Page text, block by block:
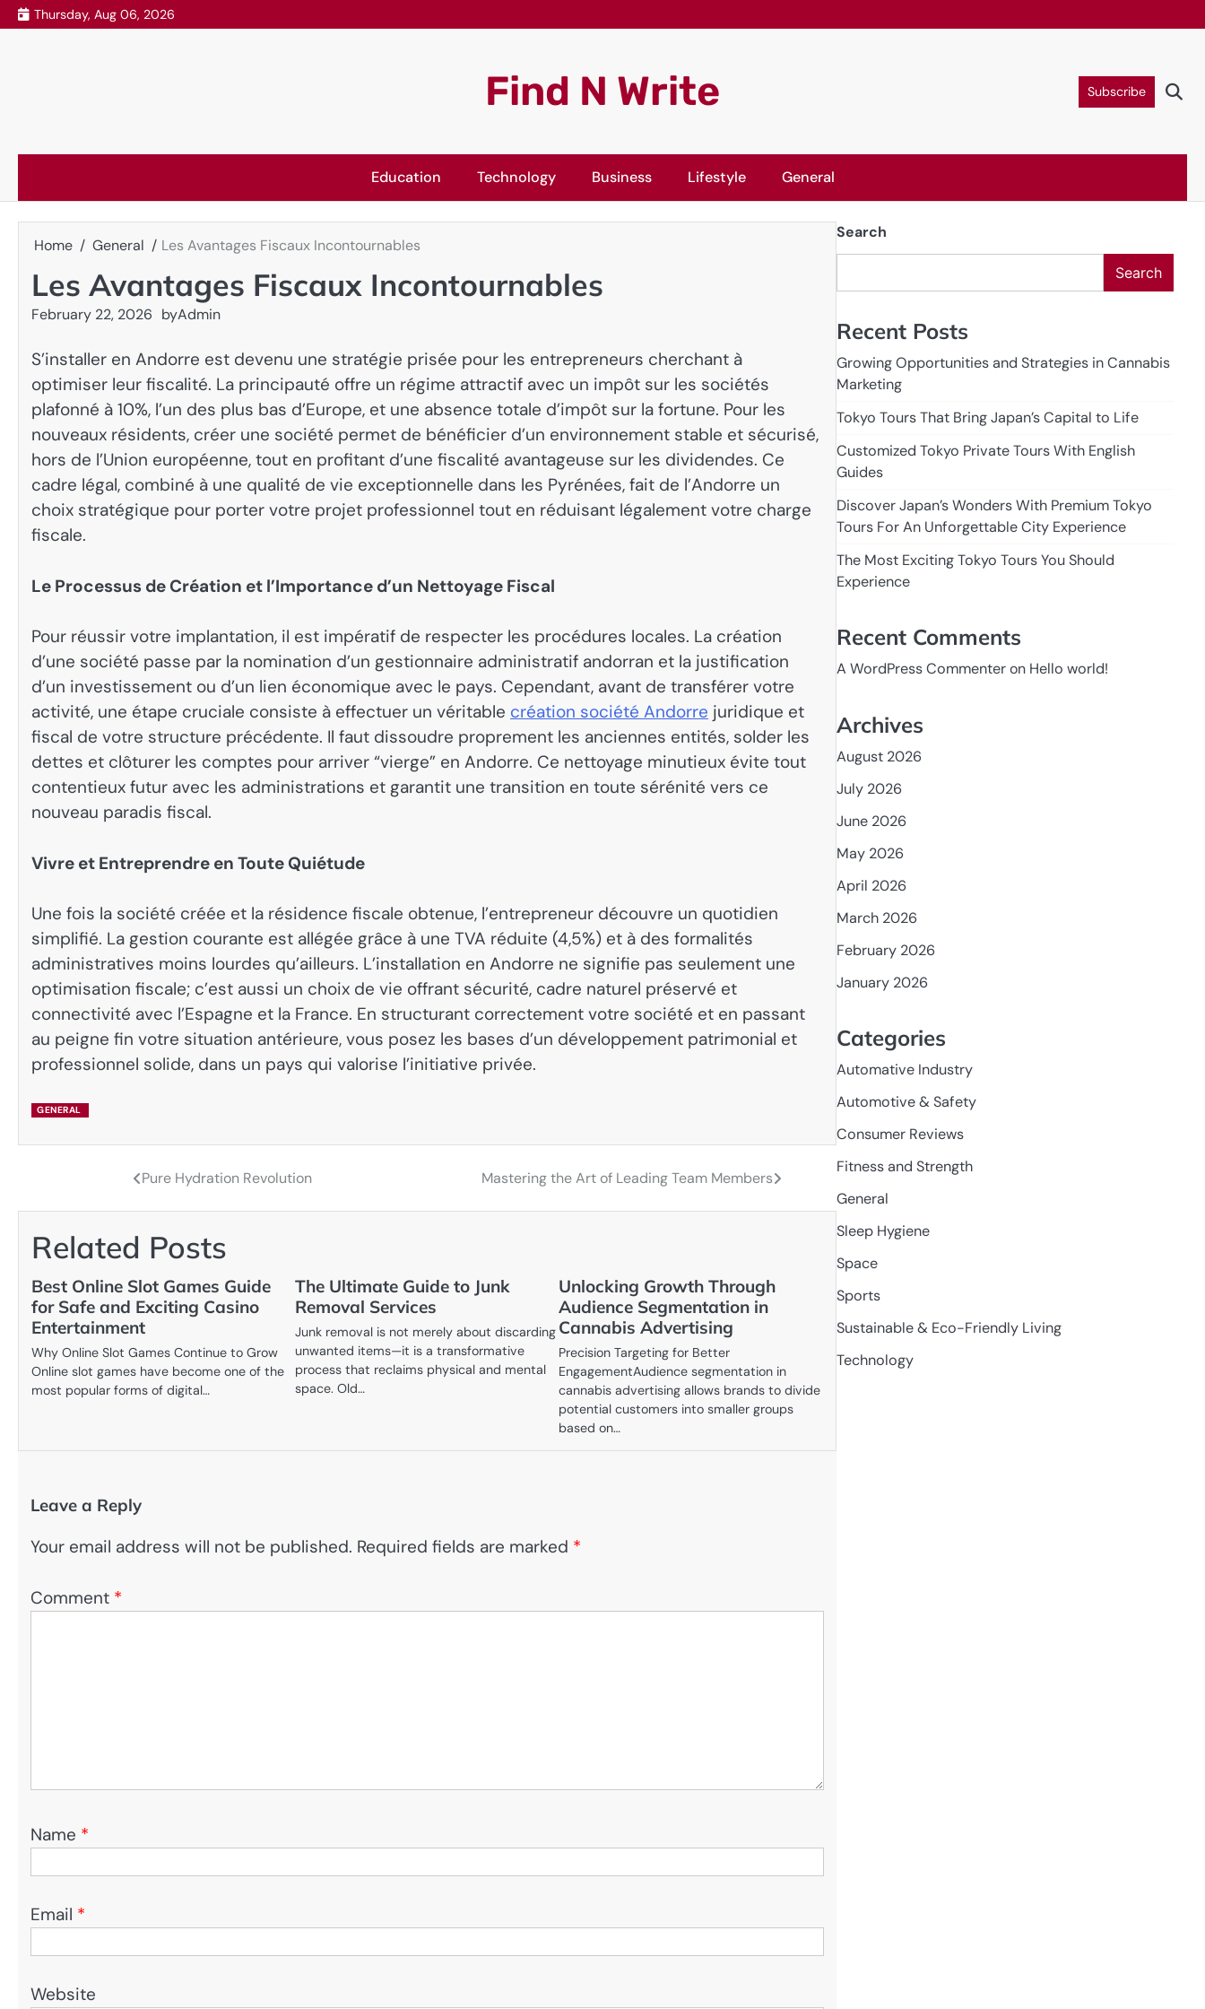
Skip
to
Thursday, Aug 06, 2026
Find N Write Subscribe
Education Technology Business Lifestyle General
Home General Les Avantages Fiscaux Incontournables
Les Avantages Fiscaux Incontournables
February 22, 2026 byAdmin
S’installer en Andorre est devenu une stratégie prisée pour les entrepreneurs cherchant à
optimiser leur fiscalité. La principauté offre un régime attractif avec un impôt sur les sociétés
plafonné à 10%, l’un des plus bas d’Europe, et une absence totale d’impôt sur la fortune. Pour les
nouveaux résidents, créer une société permet de bénéficier d’un environnement stable et sécurisé,
hors de l’Union européenne, tout en profitant d’une fiscalité avantageuse sur les dividendes. Ce
cadre légal, combiné à une qualité de vie exceptionnelle dans les Pyrénées, fait de l’Andorre un
choix stratégique pour porter votre projet professionnel tout en réduisant légalement votre charge
fiscale.
Le Processus de Création et l’Importance d’un Nettoyage Fiscal
Pour réussir votre implantation, il est impératif de respecter les procédures locales. La création
d’une société passe par la nomination d’un gestionnaire administratif andorran et la justification
d’un investissement ou d’un lien économique avec le pays. Cependant, avant de transférer votre
activité, une étape cruciale consiste à effectuer un véritable création société Andorre juridique et
fiscal de votre structure précédente. Il faut dissoudre proprement les anciennes entités, solder les
dettes et clôturer les comptes pour arriver “vierge” en Andorre. Ce nettoyage minutieux évite tout
contentieux futur avec les administrations et garantit une transition en toute sérénité vers ce
nouveau paradis fiscal.
Vivre et Entreprendre en Toute Quiétude
Une fois la société créée et la résidence fiscale obtenue, l’entrepreneur découvre un quotidien
simplifié. La gestion courante est allégée grâce à une TVA réduite (4,5%) et à des formalités
administratives moins lourdes qu’ailleurs. L’installation en Andorre ne signifie pas seulement une
optimisation fiscale; c’est aussi un choix de vie offrant sécurité, cadre naturel préservé et
connectivité avec l’Espagne et la France. En structurant correctement votre société et en passant
au peigne fin votre situation antérieure, vous posez les bases d’un développement patrimonial et
professionnel solide, dans un pays qui valorise l’initiative privée.
GENERAL
navigation
Pure Hydration Revolution Mastering the Art of Leading Team Members
Related Posts
Best Online Slot Games Guide
for Safe and Exciting Casino
Entertainment
Why Online Slot Games Continue to Grow
Online slot games have become one of the
most popular forms of digital…
The Ultimate Guide to Junk
Removal Services
Junk removal is not merely about discarding
unwanted items—it is a transformative
process that reclaims physical and mental
space. Old…
Unlocking Growth Through
Audience Segmentation in
Cannabis Advertising
Precision Targeting for Better
EngagementAudience segmentation in
cannabis advertising allows brands to divide
potential customers into smaller groups
based on…
Leave a Reply
Your email address will not be published. Required fields are marked *
Comment *
Name *
Email *
Website
Search
Search
Recent Posts
Growing Opportunities and Strategies in Cannabis
Marketing
Tokyo Tours That Bring Japan’s Capital to Life
Customized Tokyo Private Tours With English
Guides
Discover Japan’s Wonders With Premium Tokyo
Tours For An Unforgettable City Experience
The Most Exciting Tokyo Tours You Should
Experience
Recent Comments
A WordPress Commenteron Hello world!
Archives
August 2026
July 2026
June 2026
May 2026
April 2026
March 2026
February 2026
January 2026
Categories
Automative Industry
Automotive & Safety
Consumer Reviews
Fitness and Strength
General
Sleep Hygiene
Space
Sports
Sustainable & Eco-Friendly Living
Technology